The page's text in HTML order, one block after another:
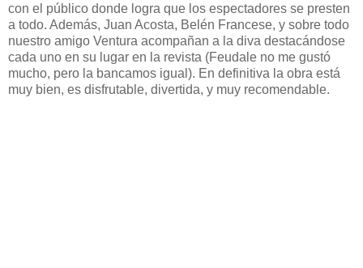
con el público donde logra que los espectadores se presten
a todo. Además, Juan Acosta, Belén Francese, y sobre todo
nuestro amigo Ventura acompañan a la diva destacándose
cada uno en su lugar en la revista (Feudale no me gustó
mucho, pero la bancamos igual). En definitiva la obra está
muy bien, es disfrutable, divertida, y muy recomendable.